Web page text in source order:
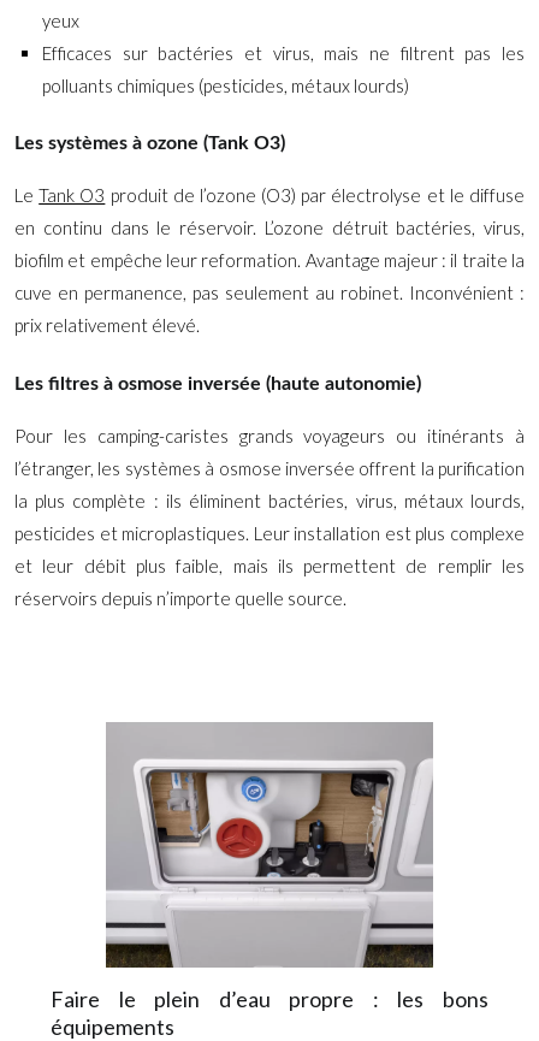
yeux
Efficaces sur bactéries et virus, mais ne filtrent pas les
polluants chimiques (pesticides, métaux lourds)
Les systèmes à ozone (Tank O3)
LeTank O3 produit de l’ozone (O3) par électrolyse et le diffuse
en continu dans le réservoir. L’ozone détruit bactéries, virus,
biofilm et empêche leur reformation. Avantage majeur : il traite la
cuve en permanence, pas seulement au robinet. Inconvénient :
prix relativement élevé.
Les filtres à osmose inversée (haute autonomie)
Pour les camping-caristes grands voyageurs ou itinérants à
l’étranger, les systèmes à osmose inversée offrent la purification
la plus complète : ils éliminent bactéries, virus, métaux lourds,
pesticides et microplastiques. Leur installation est plus complexe
et leur débit plus faible, mais ils permettent de remplir les
réservoirs depuis n’importe quelle source.
Faire le plein d’eau propre : les bons
équipements